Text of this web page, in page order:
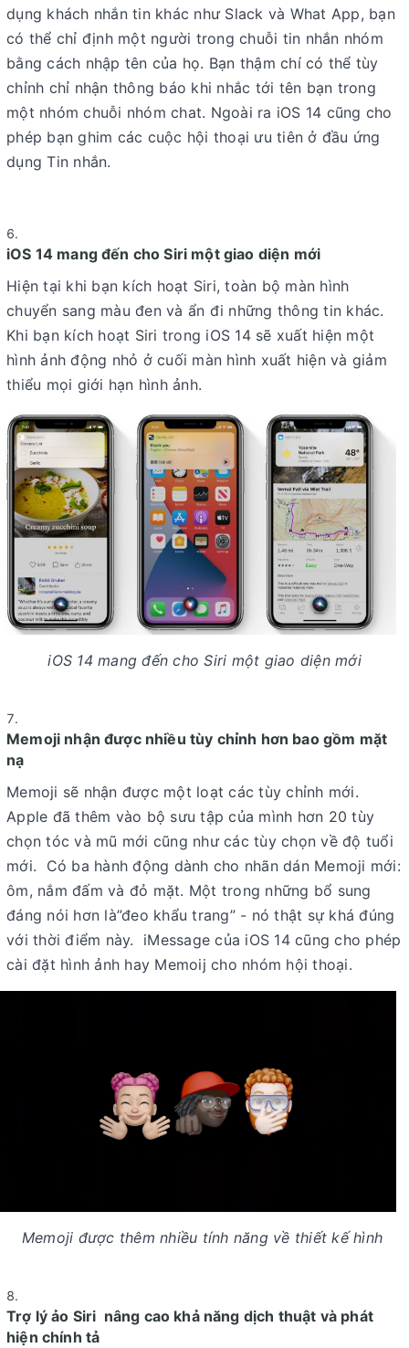
dụng khách nhắn tin khác như Slack và What App, bạn
có thể chỉ định một người trong chuỗi tin nhắn nhóm
bằng cách nhập tên của họ. Bạn thậm chí có thể tùy
chỉnh chỉ nhận thông báo khi nhắc tới tên bạn trong
một nhóm chuỗi nhóm chat. Ngoài ra iOS 14 cũng cho
phép bạn ghim các cuộc hội thoại ưu tiên ở đầu ứng
dụng Tin nhắn.
iOS 14 mang đến cho Siri một giao diện mới
Hiện tại khi bạn kích hoạt Siri, toàn bộ màn hình
chuyển sang màu đen và ẩn đi những thông tin khác.
Khi bạn kích hoạt Siri trong iOS 14 sẽ xuất hiện một
hình ảnh động nhỏ ở cuối màn hình xuất hiện và giảm
thiểu mọi giới hạn hình ảnh.
iOS 14 mang đến cho Siri một giao diện mới
Memoji nhận được nhiều tùy chỉnh hơn bao gồm mặt
nạ
Memoji sẽ nhận được một loạt các tùy chỉnh mới.
Apple đã thêm vào bộ sưu tập của mình hơn 20 tùy
chọn tóc và mũ mới cũng như các tùy chọn về độ tuổi
mới. Có ba hành động dành cho nhãn dán Memoji mới:
ôm, nắm đấm và đỏ mặt. Một trong những bổ sung
đáng nói hơn là”đeo khẩu trang” - nó thật sự khá đúng
với thời điểm này. iMessage của iOS 14 cũng cho phép
cài đặt hình ảnh hay Memoij cho nhóm hội thoại.
Memoji được thêm nhiều tính năng về thiết kế hình
Trợ lý ảo Siri nâng cao khả năng dịch thuật và phát
hiện chính tả